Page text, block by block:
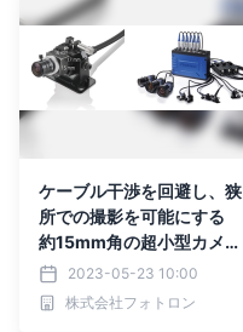
ケーブル干渉を回避し、狭
所での撮影を可能にする
約15mm角の超小型カメラ
ヘッド 『MH6 ST-Cam ス
トレートアングルヘッド』
発売
2023-05-23 10:00
株式会社フォトロン